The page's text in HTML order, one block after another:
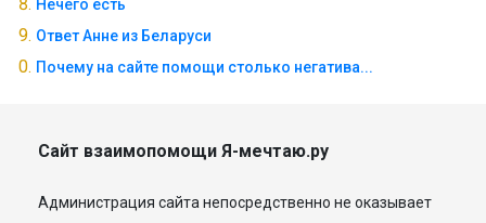
Нечего есть
Ответ Анне из Беларуси
Почему на сайте помощи столько негатива...
Сайт взаимопомощи Я-мечтаю.ру
Администрация сайта непосредственно не оказывает